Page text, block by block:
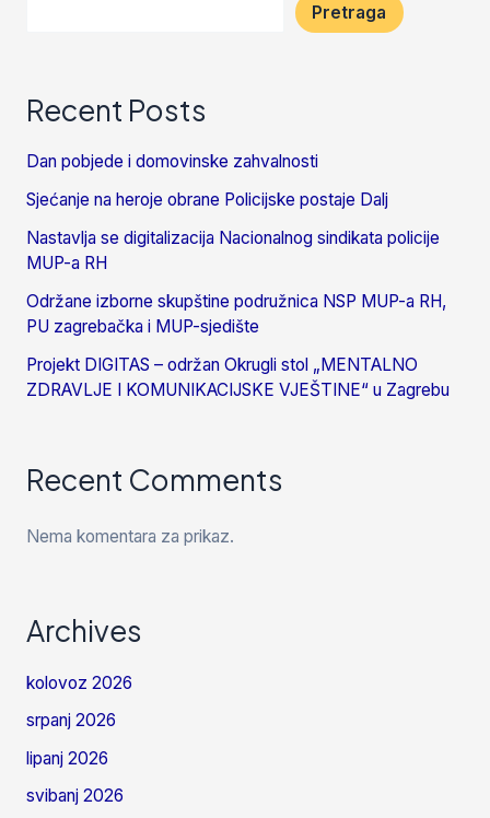
Pretraga
Recent Posts
Dan pobjede i domovinske zahvalnosti
Sjećanje na heroje obrane Policijske postaje Dalj
Nastavlja se digitalizacija Nacionalnog sindikata policije
MUP-a RH
Održane izborne skupštine podružnica NSP MUP-a RH,
PU zagrebačka i MUP-sjedište
Projekt DIGITAS – održan Okrugli stol „MENTALNO
ZDRAVLJE I KOMUNIKACIJSKE VJEŠTINE“ u Zagrebu
Recent Comments
Nema komentara za prikaz.
Archives
kolovoz 2026
srpanj 2026
lipanj 2026
svibanj 2026